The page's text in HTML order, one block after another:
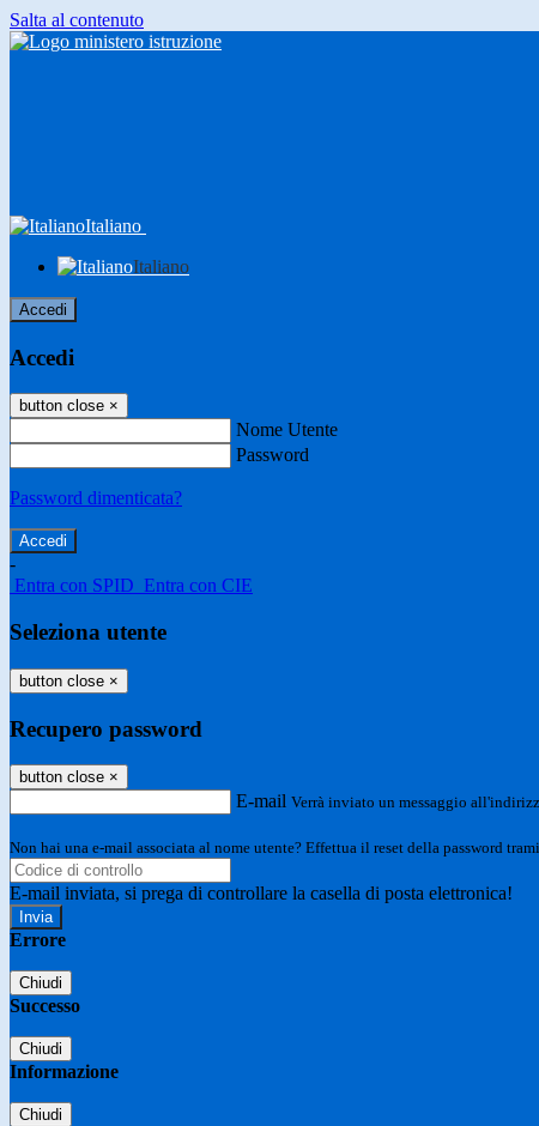
Salta al contenuto
Italiano
Italiano
Accedi
Accedi
button close ×
Nome Utente
Password
Password dimenticata?
-
Entra con SPID Entra con CIE
Seleziona utente
button close ×
Recupero password
button close ×
E-mail Verrà inviato un messaggio
Non hai una e-mail associata al nome utente? Effettua il reset della password
E-mail inviata, si prega di controllare la casella di posta elettronica!
Errore
Chiudi
Successo
Chiudi
Informazione
Chiudi